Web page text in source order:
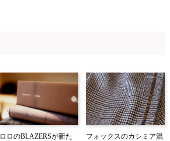
ロロのBLAZERSが新た
フォックスのカシミア混